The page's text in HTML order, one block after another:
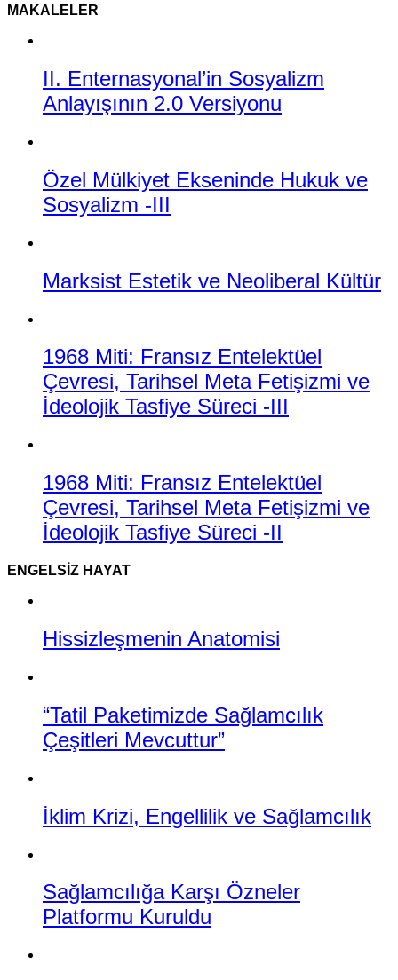
MAKALELER
II. Enternasyonal’in Sosyalizm
Anlayışının 2.0 Versiyonu
Özel Mülkiyet Ekseninde Hukuk ve
Sosyalizm -III
Marksist Estetik ve Neoliberal Kültür
1968 Miti: Fransız Entelektüel
Çevresi, Tarihsel Meta Fetişizmi ve
İdeolojik Tasfiye Süreci -III
1968 Miti: Fransız Entelektüel
Çevresi, Tarihsel Meta Fetişizmi ve
İdeolojik Tasfiye Süreci -II
ENGELSIZ HAYAT
Hissizleşmenin Anatomisi
“Tatil Paketimizde Sağlamcılık
Çeşitleri Mevcuttur”
İklim Krizi, Engellilik ve Sağlamcılık
Sağlamcılığa Karşı Özneler
Platformu Kuruldu